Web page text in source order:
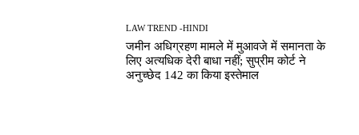
LAW TREND -HINDI
जमीन अधिग्रहण मामले में मुआवजे में समानता के
लिए अत्यधिक देरी बाधा नहीं; सुप्रीम कोर्ट ने
अनुच्छेद 142 का किया इस्तेमाल